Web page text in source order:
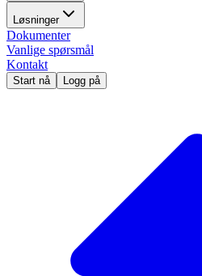
Løsninger
Dokumenter
Vanlige spørsmål
Kontakt
Start nå Logg på